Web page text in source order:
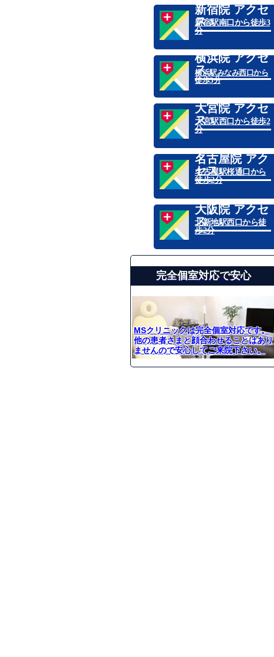
新宿駅南口から徒歩3
分
新宿院 アクセ
ス
横浜駅みなみ西口から
徒歩5分
横浜院 アクセ
ス
大宮駅西口から徒歩2
分
大宮院 アクセ
ス
名古屋駅桜通口から
徒歩2分
名古屋院 アク
セス
北新地駅西口から徒
歩2分
大阪院 アクセ
ス
完全個室対応で安心
MSクリニックは完全個室対応です。
他の患者さまと顔合わせることはあり
ませんので安心してご来院下さい。